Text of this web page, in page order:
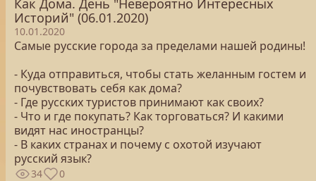
Как Дома. День "Невероятно Интересных
Историй" (06.01.2020)
10.01.2020
Самые русские города за пределами нашей родины!
- Куда отправиться, чтобы стать желанным гостем и
почувствовать себя как дома?
- Где русских туристов принимают как своих?
- Что и где покупать? Как торговаться? И какими
видят нас иностранцы?
- В каких странах и почему с охотой изучают
русский язык?
34 0